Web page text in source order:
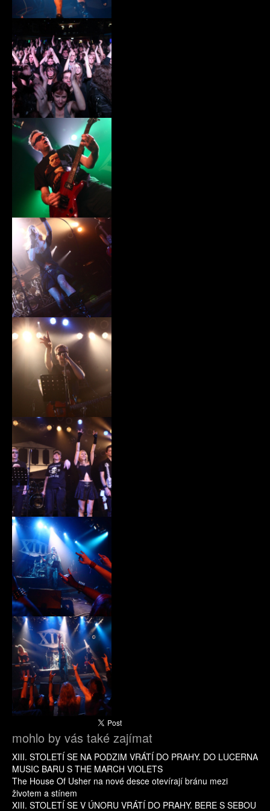
xiii026.jpg
xiii027.jpg
xiii028.jpg
xiii029.jpg
xiii030.jpg
xiii031.jpg
xiii032.jpg
mohlo by vás také zajímat
XIII. STOLETÍ SE NA PODZIM VRÁTÍ DO PRAHY. DO LUCERNA
MUSIC BARU S THE MARCH VIOLETS
The House Of Usher na nové desce otevírají bránu mezi
životem a stínem
XIII. STOLETÍ SE V ÚNORU VRÁTÍ DO PRAHY. BERE S SEBOU